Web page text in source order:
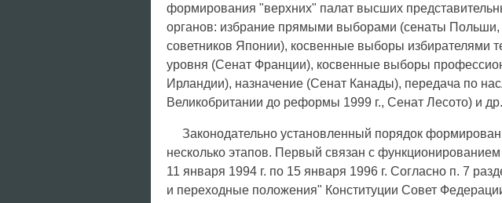
формирования "верхних" палат высших
органов: избрание прямыми выборами (сенаты
советников Японии), косвенные выборы избирателями
уровня (Сенат Франции), косвенные выборы
Ирландии), назначение (Сенат Канады), передача по
Великобритании до реформы 1999 г., Сенат Лесото) и
Законодательно установленный порядок
несколько этапов. Первый связан с
11 января 1994 г. по 15 января 1996 г. Согласно п. 7
и переходные положения" Конституции Совет